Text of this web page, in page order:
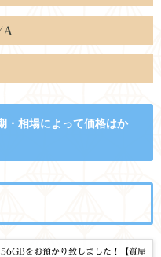
相場によって価格はか
をお預かり致しました！【質屋